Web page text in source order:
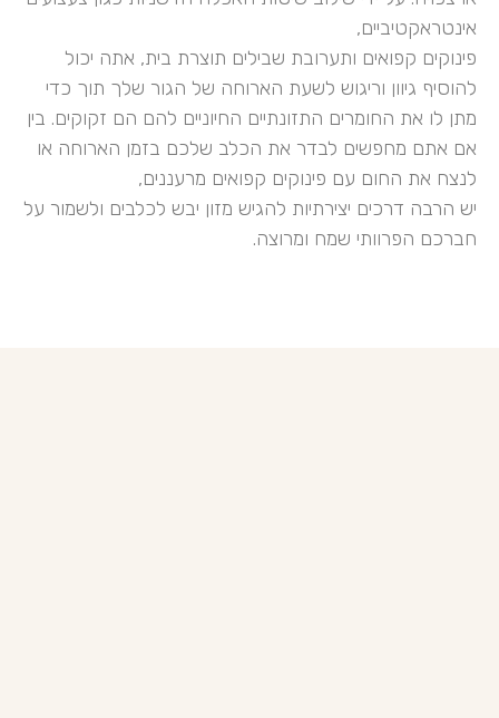
אינטראקטיביים,
פינוקים קפואים ותערובת שבילים תוצרת בית, אתה יכול
להוסיף גיוון וריגוש לשעת הארוחה של הגור שלך תוך כדי
מתן לו את החומרים התזונתיים החיוניים להם הם זקוקים. בין
אם אתם מחפשים לבדר את הכלב שלכם בזמן הארוחה או
לנצח את החום עם פינוקים קפואים מרעננים,
יש הרבה דרכים יצירתיות להגיש מזון יבש לכלבים ולשמור על
חברכם הפרוותי שמח ומרוצה.